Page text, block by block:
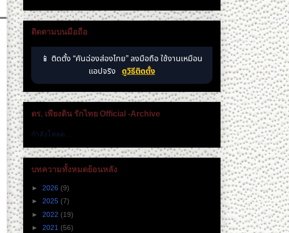
ติดตามบนมือถือ
📱 ติดตั้ง “คันฉ่องส่องไทย” ลงมือถือ ใช้งานเหมือน
แอปจริง ดูวิธีติดตั้ง
ดร. เพียงดิน รักไทย Official -Archive
กำลังโหลด...
บทความทั้งหมดย้อนหลัง
► 2026 (9)
► 2025 (7)
► 2022 (19)
► 2021 (56)